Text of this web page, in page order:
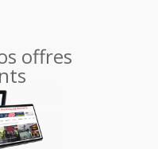
offres